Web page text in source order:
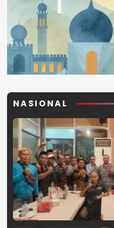
NASIONAL